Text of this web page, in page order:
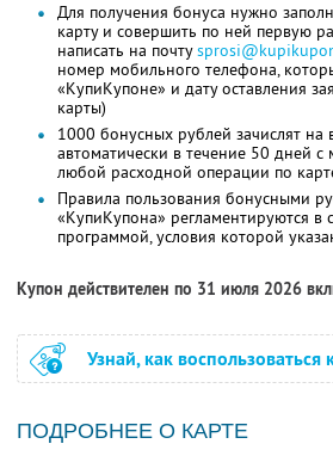
Для получения бонуса нужно
карту и совершить по ней первую
написать на почту
номер мобильного телефона,
«КупиКупоне» и дату оставления
карты)
1000 бонусных рублей зачислят на
автоматически в течение 50 дней
любой расходной операции по
Правила пользования бонусными
«КупиКупона» регламентируются в
программой, условия которой
Купон действителен по 31 июля 2026
Узнай, как воспользоваться
ПОДРОБНЕЕ О КАРТЕ